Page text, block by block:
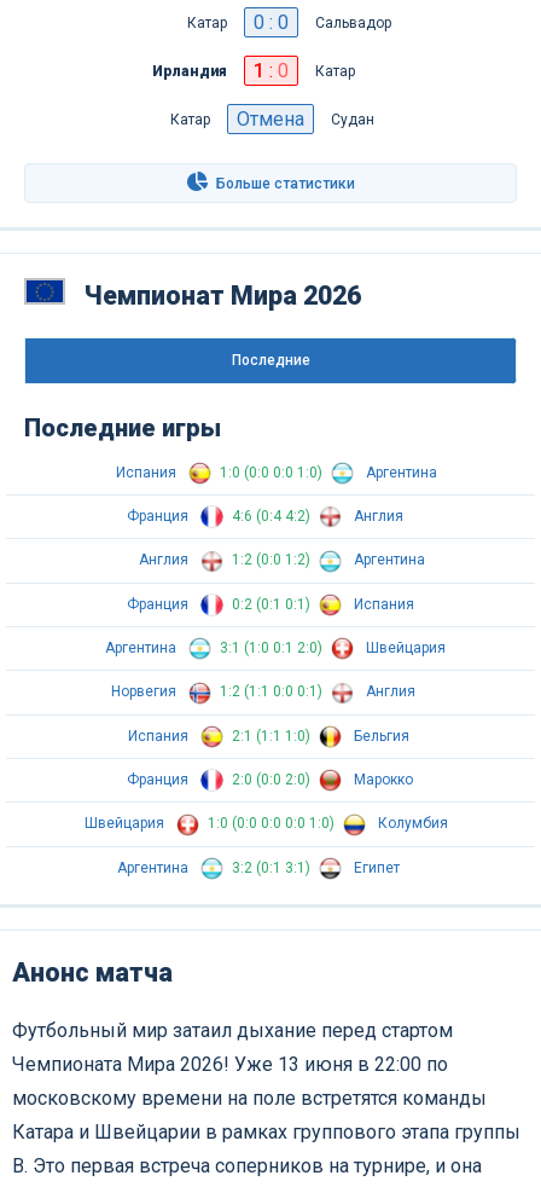
Катар 0 : 0 Сальвадор
Ирландия 1 : 0 Катар
Катар Отмена Судан
Больше статистики
Чемпионат Мира 2026
Последниe
Последние игры
Испания 1:0 (0:0 0:0 1:0) Аргентина
Франция 4:6 (0:4 4:2) Англия
Англия 1:2 (0:0 1:2) Аргентина
Франция 0:2 (0:1 0:1) Испания
Аргентина 3:1 (1:0 0:1 2:0) Швейцария
Норвегия 1:2 (1:1 0:0 0:1) Англия
Испания 2:1 (1:1 1:0) Бельгия
Франция 2:0 (0:0 2:0) Марокко
Швейцария 1:0 (0:0 0:0 0:0 1:0) Колумбия
Аргентина 3:2 (0:1 3:1) Египет
Анонс матча
Футбольный мир затаил дыхание перед стартом
Чемпионата Мира 2026! Уже 13 июня в 22:00 по
московскому времени на поле встретятся команды
Катара и Швейцарии в рамках группового этапа группы
B. Это первая встреча соперников на турнире, и она